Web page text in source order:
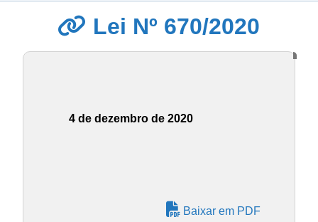
Lei Nº 670/2020
4 de dezembro de 2020
Baixar em PDF